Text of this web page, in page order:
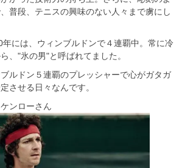
普段、テニスの興味のない人々まで虜にし
には、ウィンブルドンで４連覇中。常に冷
、"氷の男"と呼ばれてました。
ルドン５連覇のプレッシャーで心がガタガ
させる日々なんです。
ンローさん